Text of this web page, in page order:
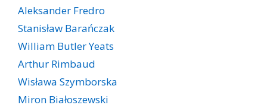
Aleksander Fredro
Stanisław Barańczak
William Butler Yeats
Arthur Rimbaud
Wisława Szymborska
Miron Białoszewski